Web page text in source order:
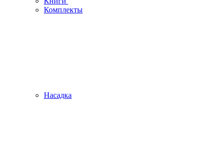
Комплекты
Насадка